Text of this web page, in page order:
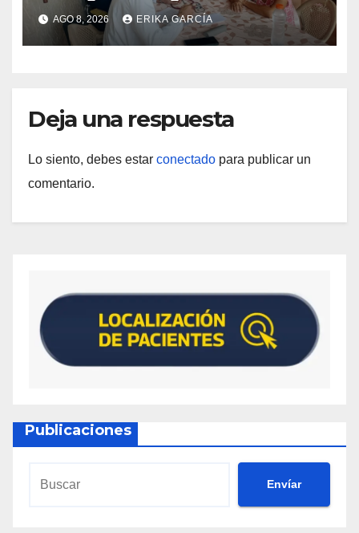
atención médica integral en
Aragua
AGO 8, 2026 ERIKA GARCÍA
Deja una respuesta
Lo siento, debes estar conectado para publicar un
comentario.
Publicaciones
Envíar